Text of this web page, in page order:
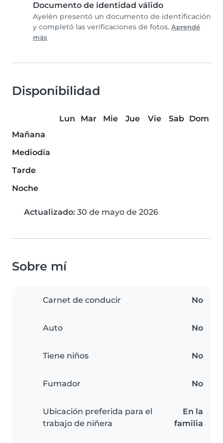
Documento de identidad válido
Ayelén presentó un documento de identificación
y completó las verificaciones de fotos. Aprendé
más
Disponibilidad
Lun Mar Mie Jue Vie Sab
Dom
Mañana
Mediodía
Tarde
Noche
Actualizado: 30 de mayo de 2026
Sobre mí
Carnet de conducir No
Auto No
Tiene niños No
Fumador No
Ubicación preferida para el
trabajo de niñera
En la
familia